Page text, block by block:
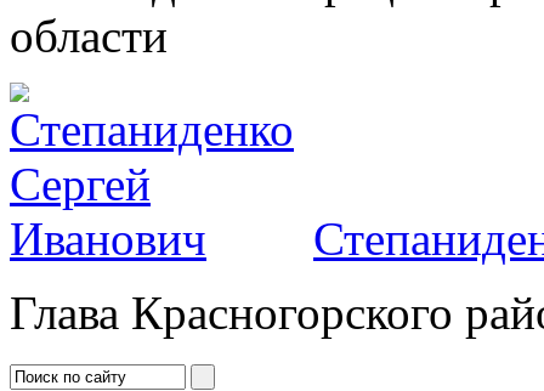
области
Глава Красногорского